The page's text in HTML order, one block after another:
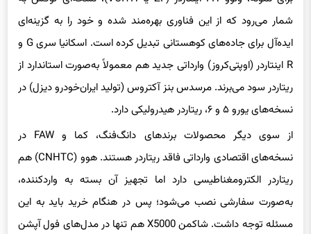
شمار می‌رود که از این فناوری بهره‌مند شده و خود را به گزینه‌ای
ایده‌آل برای جاده‌های کوهستانی تبدیل کرده است. اسکانیا سری G و
R اینتاردر (اوپتی‌کروز) وارداتی جدید هم معمولاً به‌صورت استاندارد از
ریتاردر سود می‌برند. مرسدس بنز آکتروس (تولید ایران‌خودرو دیزل) در
نسخه‌های یورو ۵ و ۶، ریتاردر هیدرولیکی دارد.
از سوی دیگر محصولات برندهای دانگ‌فنگ، کما و FAW در
نسخه‌های اقتصادی وارداتی فاقد ریتاردر هستند. هوو (CNHTC) هم
ریتاردر الکترومغناطیسی دارد اما تجهیز آن بسته به واردکننده،
به‌صورت سفارشی نصب می‌شود؛ پس در هنگام خرید باید به این
مسئله توجه داشت. شاکمن X5000 هم تنها در مدل‌های فول آپشن